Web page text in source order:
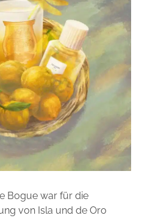
Bogue war für die
von Isla und de Oro